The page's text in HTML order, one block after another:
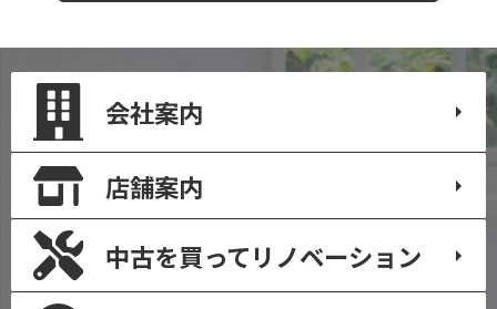
会社案内
店舗案内
中古を買ってリノベーション